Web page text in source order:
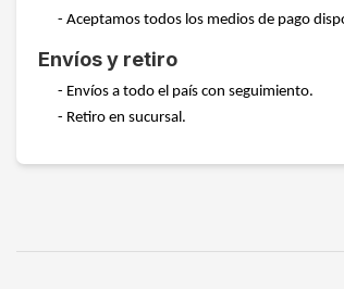
- Aceptamos todos los medios de pago
Envíos y retiro
- Envíos a todo el país con seguimiento.
- Retiro en sucursal.